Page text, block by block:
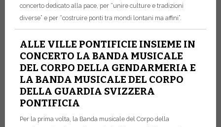
concerto dedicato alla pace, per “unire culture e tradizioni
diverse” e per “costruire ponti tra mondi lontani ma affini”.
ALLE VILLE PONTIFICIE INSIEME IN
CONCERTO LA BANDA MUSICALE
DEL CORPO DELLA GENDARMERIA E
LA BANDA MUSICALE DEL CORPO
DELLA GUARDIA SVIZZERA
PONTIFICIA
Per la prima volta, la Banda musicale del Corpo della